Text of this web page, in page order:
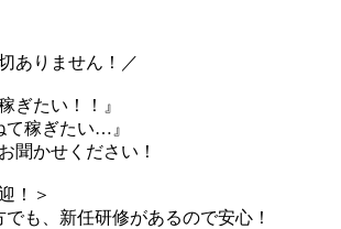
ありません！／
ぎたい！！』
て稼ぎたい…』
聞かせください！
！＞
も、新任研修があるので安心！